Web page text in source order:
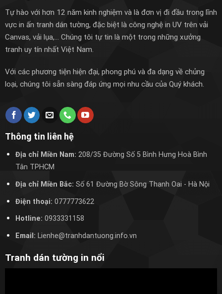
Tự hào với hơn 12 năm kinh nghiệm và là đơn vị đi đầu trong lĩnh
vực in ấn tranh dán tường, đặc biệt là công nghệ in UV trên vải
Canvas, vải lụa,... Chúng tôi tự tin là một trong những xưởng
tranh uy tín nhất Việt Nam.
Với các phương tiện hiện đại, phong phú và đa dạng về chủng
loại, chúng tôi sẵn sàng đáp ứng mọi nhu cầu của Quý khách.
Thông tin liên hệ
Địa chỉ Miền Nam: 208/35 Đường Số 5 Bình Hưng Hoà Bình
Tân TPHCM
Địa chỉ Miền Bắc: Số 61 Đường Bờ Sông Thanh Oai - Hà Nội
Điện thoại: 0777773622
Hotline: 0933331158
Email: Lienhe@tranhdantuong.info.vn
Tranh dán tường in nổi